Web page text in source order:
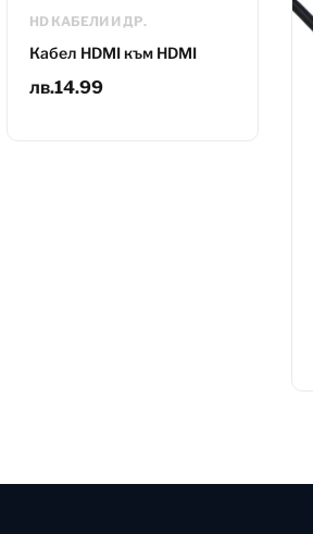
HD КАБЕЛИ И ДР.
Кабел HDMI към HDMI
лв.14.99